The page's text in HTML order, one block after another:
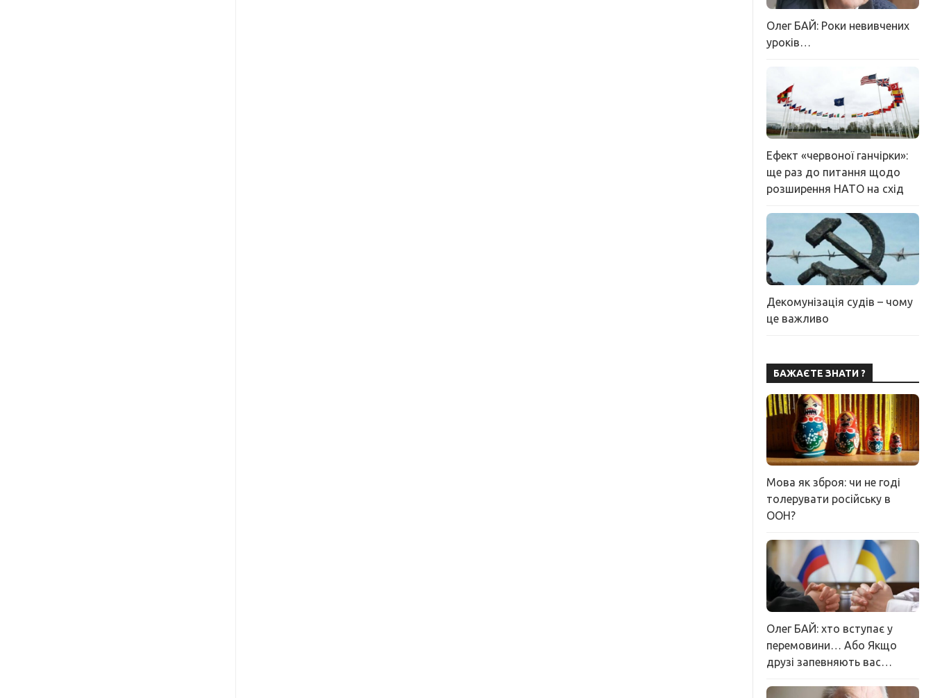
Олег БАЙ: Роки невивчених
уроків…
Ефект «червоної ганчірки»:
ще раз до питання щодо
розширення НАТО на схід
Декомунізація судів – чому
це важливо
БАЖАЄТЕ ЗНАТИ ?
Мова як зброя: чи не годі
толерувати російську в
ООН?
Олег БАЙ: хто вступає у
перемовини… Або Якщо
друзі запевняють вас…